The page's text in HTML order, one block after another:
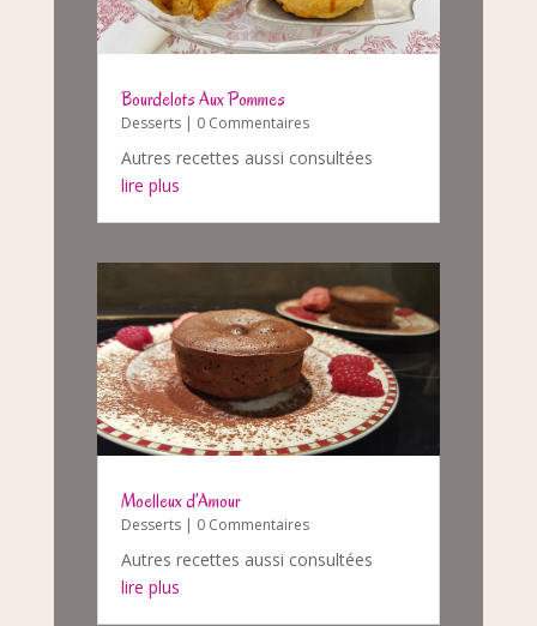
Bourdelots Aux Pommes
Desserts| 0 Commentaires
Autres recettes aussi consultées
lire plus
Moelleux d’Amour
Desserts| 0 Commentaires
Autres recettes aussi consultées
lire plus